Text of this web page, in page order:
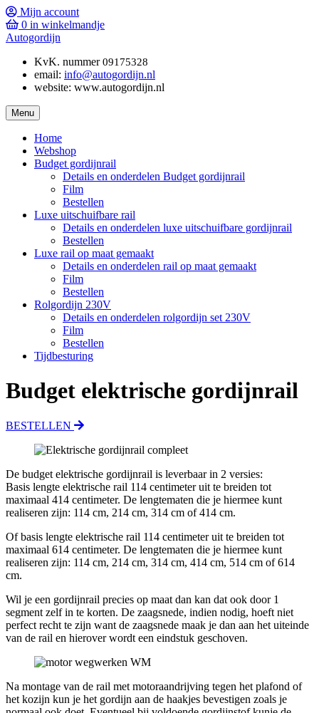
Mijn account
0 in winkelmandje
Autogordijn
KvK. nummer09175328
email: info@autogordijn.nl
website: www.autogordijn.nl
Menu
Home
Webshop
Budget gordijnrail
Details en onderdelen Budget gordijnrail
Film
Bestellen
Luxe uitschuifbare rail
Details en onderdelen luxe uitschuifbare gordijnrail
Bestellen
Luxe rail op maat gemaakt
Details en onderdelen rail op maat gemaakt
Film
Bestellen
Rolgordijn 230V
Details en onderdelen rolgordijn set 230V
Film
Bestellen
Tijdbesturing
Budget elektrische gordijnrail
BESTELLEN
De budget elektrische gordijnrail is leverbaar in 2 versies:
Basis lengte elektrische rail 114 centimeter uit te breiden tot
maximaal 414 centimeter. De lengtematen die je hiermee kunt
realiseren zijn: 114 cm, 214 cm, 314 cm of 414 cm.
Of basis lengte elektrische rail 114 centimeter uit te breiden tot
maximaal 614 centimeter. De lengtematen die je hiermee kunt
realiseren zijn: 114 cm, 214 cm, 314 cm, 414 cm, 514 cm of 614
cm.
Wil je een gordijnrail precies op maat dan kan dat ook door 1
segment zelf in te korten. De zaagsnede, indien nodig, hoeft niet
perfect recht te zijn want de zaagsnede maak je dan aan het uiteinde
van de rail en hierover wordt een eindstuk geschoven.
Na montage van de rail met motoraandrijving tegen het plafond of
het kozijn kun je het gordijn aan de haakjes bevestigen zoals je